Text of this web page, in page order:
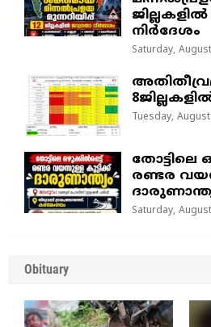
നിർദേശം
Saturday,
Tuesday,
തോട്ടിലെ
രണ്ടര
Saturday,
Obituary